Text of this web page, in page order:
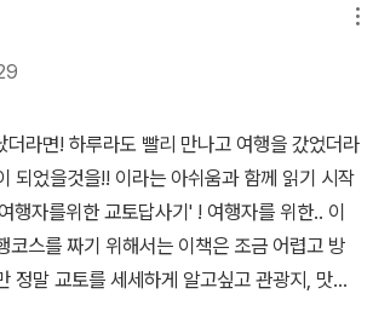
관심을 두고 방문하였었습니다.아내가 평소
의 문화재에 대한 관심이 많은 것을 알고 저에
어본 결과 제가 알던 것은 정말 수박 겉핥기였
니다. 이책은 한번도 교토를 가보지 않은 사람
제 교토를 알아라는 사람들에게 가진 지식에
그런 책이라고 생각합니다. 일단 가이드와 인
화재의 소개와 해당 절이나 신사에서 받는 가
가 완전히 다릅니다.창건 유래, 문화재가 나
과거와 현재의 해석의 변화 등 학술적으로 전
더라면! 하루라도 빨리 만나고 여행을 갔었더라
되었을것을!! 이라는 아쉬움과 함께 읽기 시작
행자를위한 교토답사기' ! 여행자를 위한.. 이
코스를 짜기 위해서는 이책은 조금 어렵고 방
정말 교토를 세세하게 알고싶고 관광지, 맛집